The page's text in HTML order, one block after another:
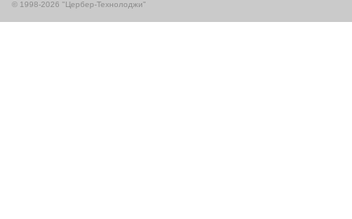
© 1998-2026 "Цербер-Технолоджи"